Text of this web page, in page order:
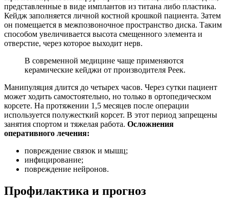
представленные в виде имплантов из титана либо пластика.
Кейдж заполняется личной костной крошкой пациента. Затем
он помещается в межпозвоночное пространство диска. Таким
способом увеличивается высота смещенного элемента и
отверстие, через которое выходит нерв.
В современной медицине чаще применяются
керамические кейджи от производителя Реек.
Манипуляция длится до четырех часов. Через сутки пациент
может ходить самостоятельно, но только в ортопедическом
корсете. На протяжении 1,5 месяцев после операции
используется полужесткий корсет. В этот период запрещены
занятия спортом и тяжелая работа. Осложнения
оперативного лечения:
повреждение связок и мышц;
инфицирование;
повреждение нейронов.
Профилактика и прогноз